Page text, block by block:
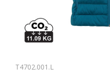
T4702.001.L